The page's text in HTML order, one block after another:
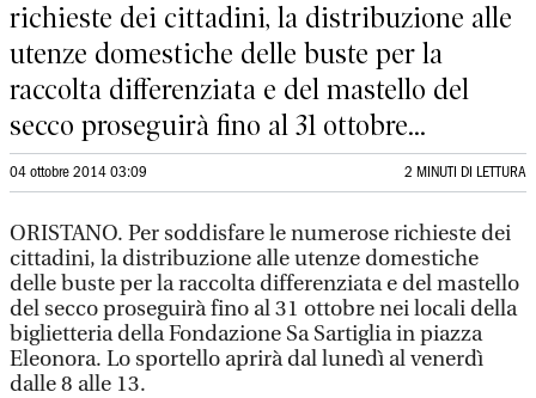
richieste dei cittadini, la distribuzione alle
utenze domestiche delle buste per la
raccolta differenziata e del mastello del
secco proseguirà fino al 31 ottobre...
04 ottobre 2014 03:09 2 MINUTI DI LETTURA
ORISTANO. Per soddisfare le numerose richieste dei
cittadini, la distribuzione alle utenze domestiche
delle buste per la raccolta differenziata e del mastello
del secco proseguirà fino al 31 ottobre nei locali della
biglietteria della Fondazione Sa Sartiglia in piazza
Eleonora. Lo sportello aprirà dal lunedì al venerdì
dalle 8 alle 13.